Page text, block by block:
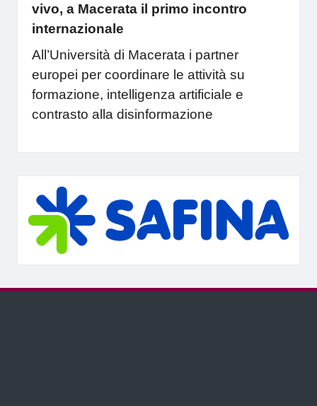
vivo, a Macerata il primo incontro
internazionale
All’Università di Macerata i partner
europei per coordinare le attività su
formazione, intelligenza artificiale e
contrasto alla disinformazione